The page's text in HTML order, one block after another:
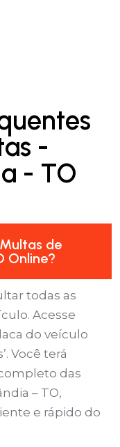
-
- TO
de
Online?
todas as
Acesse
do veículo
Você terá
das
– TO,
e rápido do